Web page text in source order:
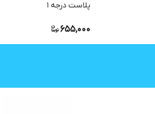
پلاست درجه 1
655,000